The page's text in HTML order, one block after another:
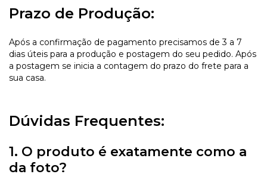
Prazo de Produção:
Após a confirmação de pagamento precisamos de 3 a 7
dias úteis para a produção e postagem do seu pedido. Após
a postagem se inicia a contagem do prazo do frete para a
sua casa.
Dúvidas Frequentes:
1. O produto é exatamente como a
da foto?